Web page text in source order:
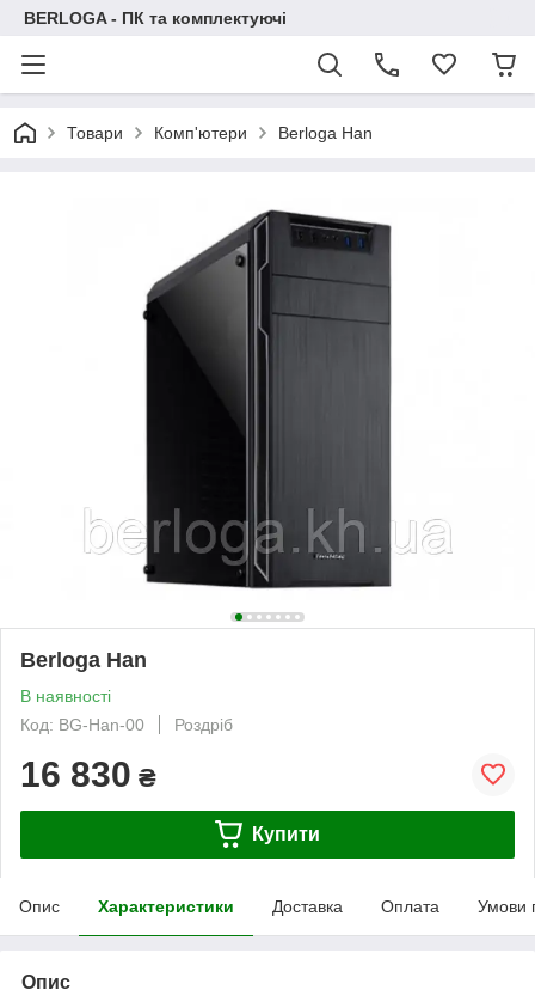
BERLOGA - ПК та комплектуючі
Товари Комп'ютери Berloga Han
Berloga Han
В наявності
Код: BG-Han-00
Роздріб
16 830 ₴
Купити
Опис Характеристики Доставка Оплата Умови
Опис